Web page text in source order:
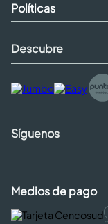
Políticas
Descubre
Síguenos
Medios de pago